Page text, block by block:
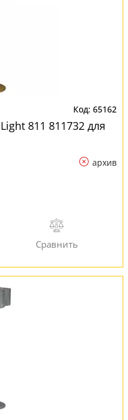
65162
811 811732 для
архив